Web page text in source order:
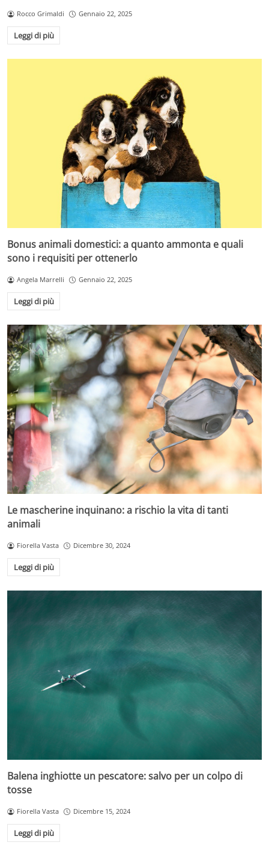
Rocco Grimaldi Gennaio 22, 2025
Leggi di più
Bonus animali domestici: a quanto ammonta e quali
sono i requisiti per ottenerlo
Angela Marrelli Gennaio 22, 2025
Leggi di più
Le mascherine inquinano: a rischio la vita di tanti
animali
Fiorella Vasta Dicembre 30, 2024
Leggi di più
Balena inghiotte un pescatore: salvo per un colpo di
tosse
Fiorella Vasta Dicembre 15, 2024
Leggi di più